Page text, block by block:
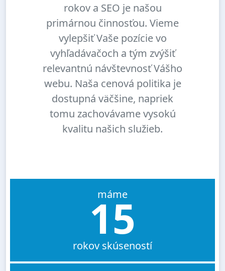
rokov a SEO je našou
primárnou činnosťou. Vieme
vylepšiť Vaše pozície vo
vyhľadávačoch a tým zvýšiť
relevantnú návštevnosť Vášho
webu. Naša cenová politika je
dostupná väčšine, napriek
tomu zachovávame vysokú
kvalitu našich služieb.
máme
15
rokov skúseností